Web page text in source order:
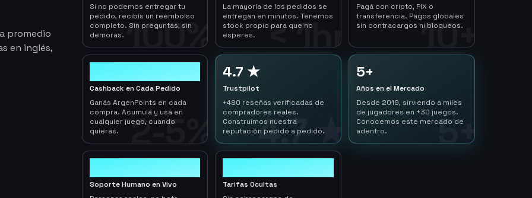
promedio
en inglés,
100%
Si no podemos entregar tu
pedido, recibís un reembolso
completo. Sin preguntas, sin
demoras.
< 1hr
La mayoría de los pedidos se
entregan en minutos. Tenemos
stock propio para que no
esperes.
10+
Pagá con cripto, PIX o
transferencia. Pagos globales
sin contracargos ni bloqueos.
2-5%
Cashback en Cada Pedido
Ganás ArgenPoints en cada
compra. Acumulá y usá en
cualquier juego, cuando
quieras.
4.7 ★
4.7 ★
Trustpilot
+480 reseñas verificadas de
compradores reales.
Construimos nuestra
reputación pedido a pedido.
5+
5+
Años en el Mercado
Desde 2019, sirviendo a miles
de jugadores en +30 juegos.
Conocemos este mercado de
adentro.
Soporte Humano en Vivo
Tarifas Ocultas